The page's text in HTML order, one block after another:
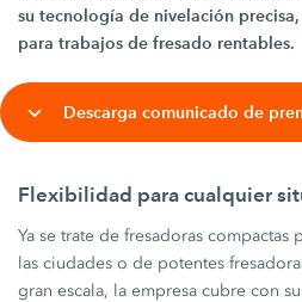
su tecnología de nivelación
para trabajos de fresado rentables.
Descarga comunicado de
Flexibilidad para cualquier
Ya se trate de fresadoras
las ciudades o de potentes
gran escala, la empresa cubre con